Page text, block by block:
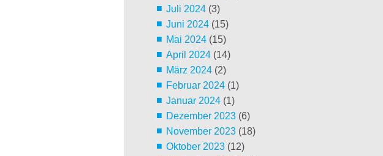
Juli 2024(3)
Juni 2024(15)
Mai 2024(15)
April 2024(14)
März 2024(2)
Februar 2024(1)
Januar 2024(1)
Dezember 2023(6)
November 2023(18)
Oktober 2023(12)